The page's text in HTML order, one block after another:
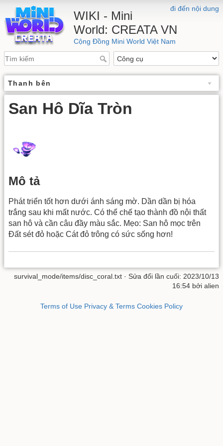
đi đến nội dung
WIKI - Mini
World: CREATA VN
Cộng Đồng Mini World Việt Nam
Thanh bên
San Hô Dĩa Tròn
Mô tả
Phát triển tốt hơn dưới ánh sáng mờ. Dần dần bị hóa
trắng sau khi mất nước. Có thể chế tạo thành đồ nội thất
san hô và cần câu đầy màu sắc. Mẹo: San hô mọc trên
Đất sét đỏ hoặc Cát đỏ trông có sức sống hơn!
survival_mode/items/disc_coral.txt · Sửa đổi lần cuối: 2023/10/13
16:54 bởi alien
Terms of Use Privacy & Terms Cookies Policy